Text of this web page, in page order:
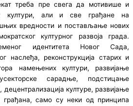
треба пре свега да мотивише и
култури, али и све грађане на
вредности и постављање нових
културног развоја града.
идентитета Новог Сада,
наслеђа, реконструкција старих и
намењених култури, развијање
сарадње, подстицање
децентрализација културе, развијање
грађана, само су неки од принципа